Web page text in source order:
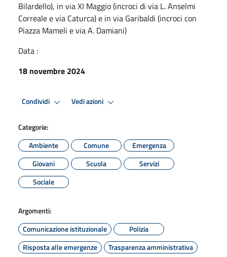
Bilardello), in via XI Maggio (incroci di via L. Anselmi
Correale e via Caturca) e in via Garibaldi (incroci con
Piazza Mameli e via A. Damiani)
Data :
18 novembre 2024
Condividi Vedi azioni
Categorie:
Ambiente
Comune
Emergenza
Giovani
Scuola
Servizi
Sociale
Argomenti:
Comunicazione istituzionale
Polizia
Risposta alle emergenze
Trasparenza amministrativa